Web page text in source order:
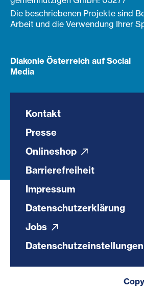
Die beschriebenen Projekte sind
Arbeit und die Verwendung Ihrer
Diakonie Österreich auf Social
Media
Kontakt
Presse
Onlineshop
Barrierefreiheit
Impressum
Datenschutzerklärung
Jobs
Datenschutzeinstellungen